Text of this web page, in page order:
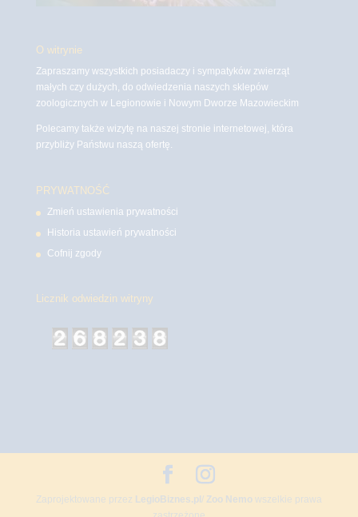
O witrynie
Zapraszamy wszystkich posiadaczy i sympatyków zwierząt
małych czy dużych, do odwiedzenia naszych sklepów
zoologicznych w Legionowie i Nowym Dworze Mazowieckim
Polecamy także wizytę na naszej stronie internetowej, która
przybliży Państwu naszą ofertę.
PRYWATNOŚĆ
Zmień ustawienia prywatności
Historia ustawień prywatności
Cofnij zgody
Licznik odwiedzin witryny
Zaprojektowane przez LegioBiznes.pl / Zoo Nemowszelkie prawa